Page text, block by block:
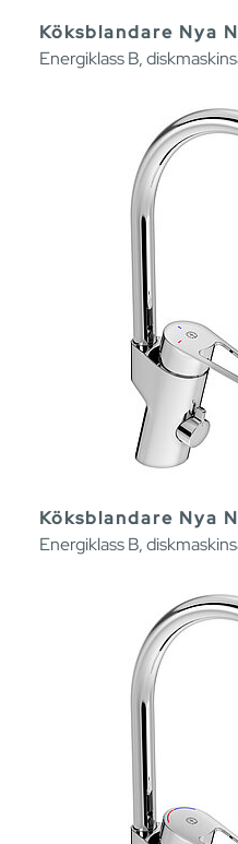
Köksblandare Nya
Energiklass B,
Köksblandare Nya
Energiklass B,